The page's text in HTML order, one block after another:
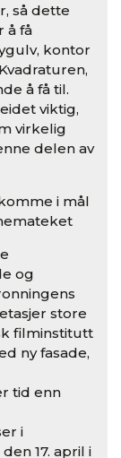
så dette
å få
kontor
å få til.
viktig,
virkelig
delen av
i mål
og
store
filminstitutt
ny fasade,
tid enn
i
17. april i